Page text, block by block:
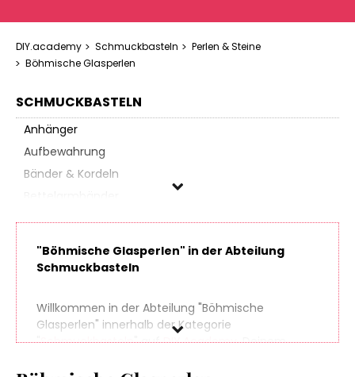
DIY.academy Schmuckbasteln
Perlen & Steine
Böhmische Glasperlen
SCHMUCKBASTELN
Anhänger
Aufbewahrung
Bänder & Kordeln
Colliers
Goldschmiedebedarf
Ketten
Ohrschmuck
Perlen & Steine
"Böhmische Glasperlen" in der Abteilung
Schmuckbasteln
Willkommen in der Abteilung "Böhmische
Glasperlen" innerhalb der Kategorie
"Schmuckbasteln" aufDIY.Academy, Deinem